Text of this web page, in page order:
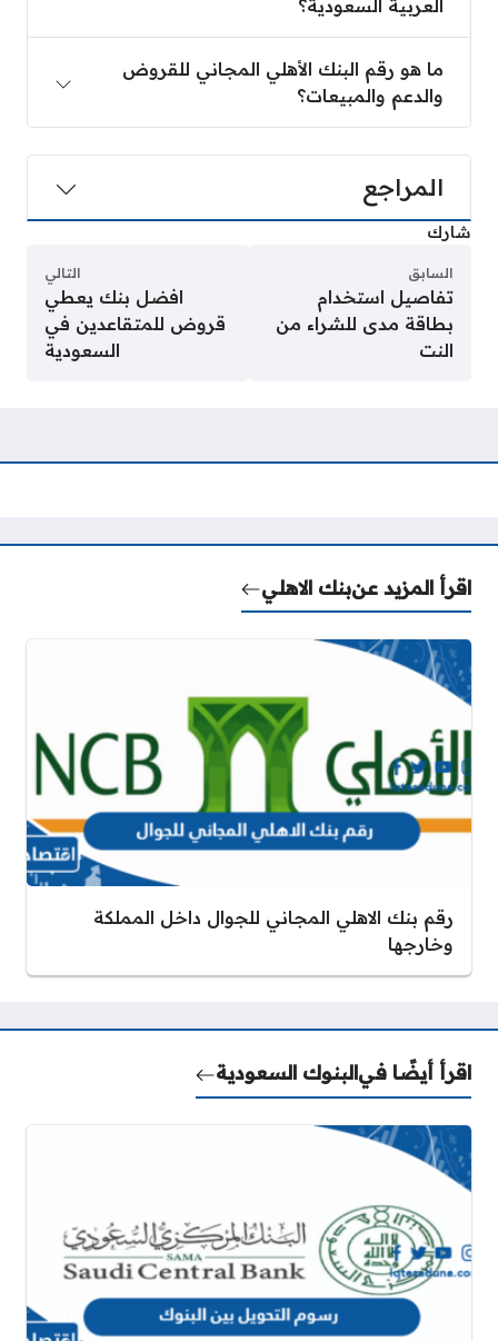
العربية السعودية؟
ما هو رقم البنك الأهلي المجاني للقروض
والدعم والمبيعات؟
المراجع
شارك
السابق
تفاصيل استخدام
بطاقة مدى للشراء من
النت
التالي
افضل بنك يعطي
قروض للمتقاعدين في
السعودية
اقرأ المزيد عنبنك الاهلي
رقم بنك الاهلي المجاني للجوال داخل المملكة
وخارجها
اقرأ أيضًا فيالبنوك السعودية